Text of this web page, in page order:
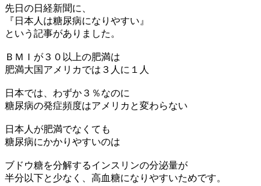
先日の日経新聞に、
『日本人は糖尿病になりやすい』
という記事がありました。
ＢＭＩが３０以上の肥満は
肥満大国アメリカでは３人に１人
日本では、わずか３％なのに
糖尿病の発症頻度はアメリカと変わらない
日本人が肥満でなくても
糖尿病にかかりやすいのは
ブドウ糖を分解するインスリンの分泌量が
半分以下と少なく、高血糖になりやすいためです。